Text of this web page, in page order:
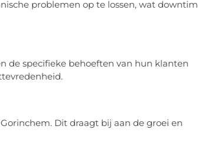
problemen op te lossen, wat
de specifieke behoeften van hun klanten
Dit draagt bij aan de groei en